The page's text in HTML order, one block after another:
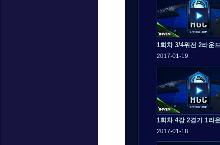
1회차 3/4위전 2라운
2017-01-19
1회차 4강 2경기 1라
2017-01-18